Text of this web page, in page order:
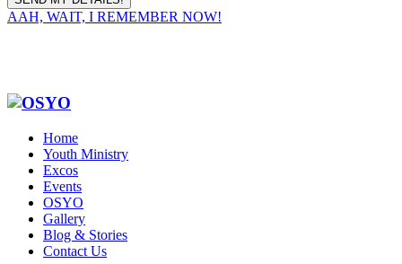
AAH, WAIT, I REMEMBER NOW!
Home
Youth Ministry
Excos
Events
OSYO
Gallery
Blog & Stories
Contact Us